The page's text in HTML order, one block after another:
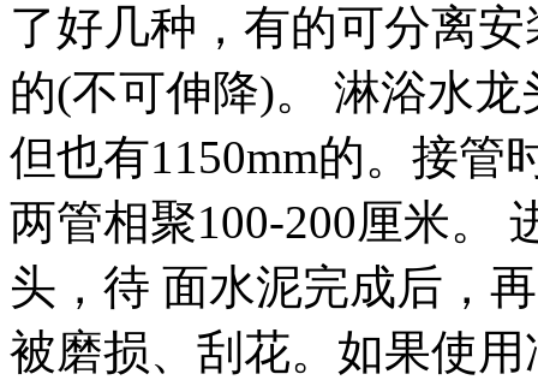
了好几种，有的可分离
的(不可伸降)。 淋浴水
但也有1150mm的。接管
两管相聚100-200厘米。
头，待 面水泥完成后，
被磨损、刮花。如果使